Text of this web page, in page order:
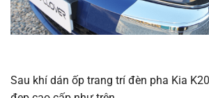
Sau khí dán ốp trang trí đèn pha Kia